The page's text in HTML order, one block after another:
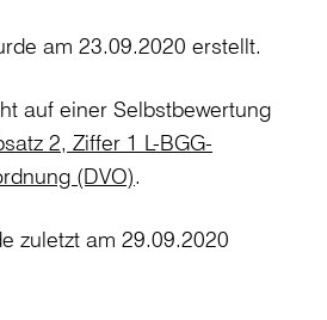
am 23.09.2020 erstellt.
auf einer Selbstbewertung
2, Ziffer 1 L-BGG-
(DVO).
zuletzt am 29.09.2020